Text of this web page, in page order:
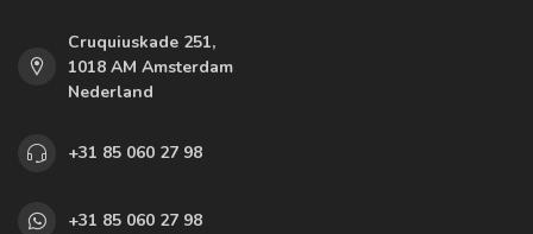
Cruquiuskade 251,
1018 AM Amsterdam
Nederland
+31 85 060 27 98
+31 85 060 27 98